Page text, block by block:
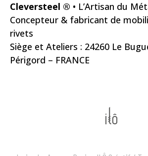
Cleversteel ® • L’Artisan du
Concepteur & fabricant de
rivets
Siège et Ateliers : 24260 Le
Périgord – FRANCE